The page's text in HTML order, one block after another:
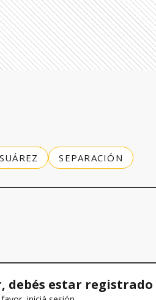
SEPARACIÓN
debés estar registrado